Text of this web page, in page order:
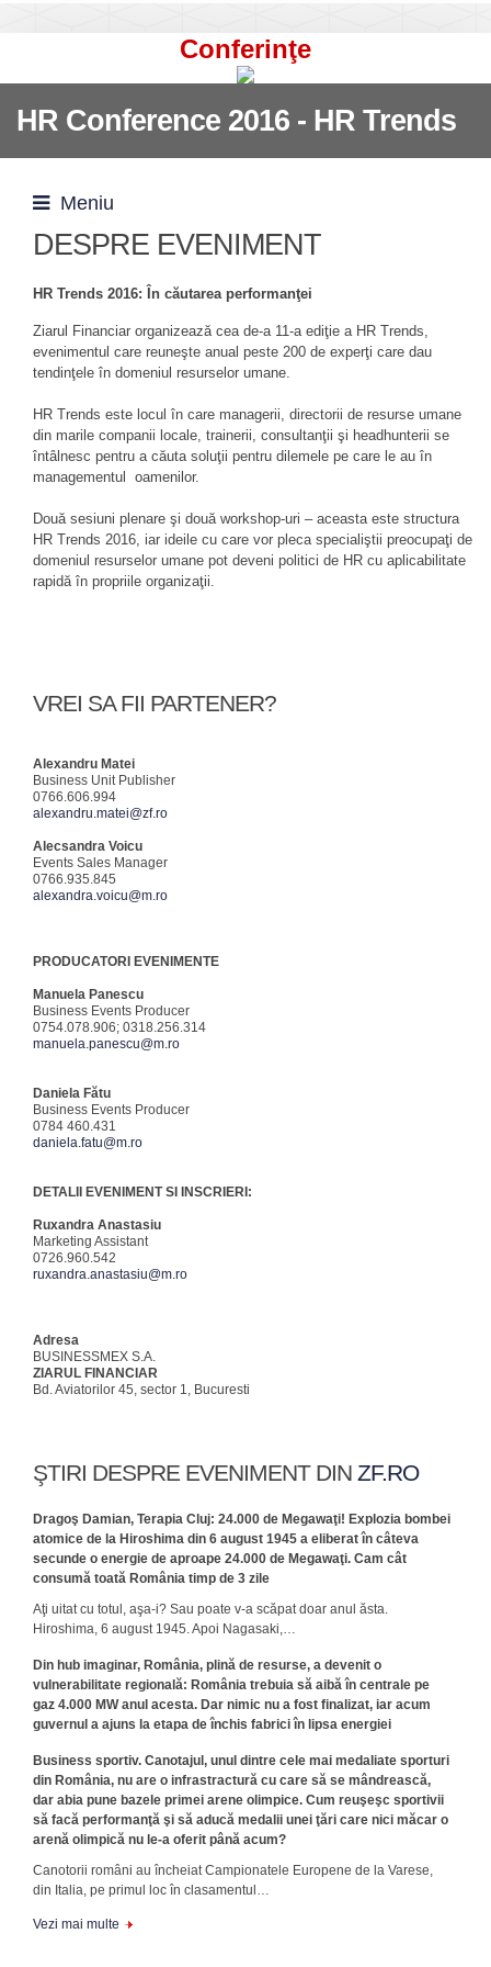
Conferinţe
HR Conference 2016 - HR Trends
Meniu
DESPRE EVENIMENT
HR Trends 2016: În căutarea performanţei
Ziarul Financiar organizează cea de-a 11-a ediţie a HR Trends,
evenimentul care reuneşte anual peste 200 de experţi care dau
tendinţele în domeniul resurselor umane.
HR Trends este locul în care managerii, directorii de resurse umane
din marile companii locale, trainerii, consultanţii şi headhunterii se
întâlnesc pentru a căuta soluţii pentru dilemele pe care le au în
managementul oamenilor.
Două sesiuni plenare şi două workshop-uri – aceasta este structura
HR Trends 2016, iar ideile cu care vor pleca specialiştii preocupaţi de
domeniul resurselor umane pot deveni politici de HR cu aplicabilitate
rapidă în propriile organizaţii.
VREI SA FII PARTENER?
Alexandru Matei
Business Unit Publisher
0766.606.994
alexandru.matei@zf.ro
Alecsandra Voicu
Events Sales Manager
0766.935.845
alexandra.voicu@m.ro
PRODUCATORI EVENIMENTE
Manuela Panescu
Business Events Producer
0754.078.906; 0318.256.314
manuela.panescu@m.ro
Daniela Fătu
Business Events Producer
0784 460.431
daniela.fatu@m.ro
DETALII EVENIMENT SI INSCRIERI:
Ruxandra Anastasiu
Marketing Assistant
0726.960.542
ruxandra.anastasiu@m.ro
Adresa
BUSINESSMEX S.A.
ZIARUL FINANCIAR
Bd. Aviatorilor 45, sector 1, Bucuresti
ŞTIRI DESPRE EVENIMENT DIN ZF.RO
Dragoş Damian, Terapia Cluj: 24.000 de Megawaţi! Explozia bombei
atomice de la Hiroshima din 6 august 1945 a eliberat în câteva
secunde o energie de aproape 24.000 de Megawaţi. Cam cât
consumă toată România timp de 3 zile
Aţi uitat cu totul, aşa-i? Sau poate v-a scăpat doar anul ăsta.
Hiroshima, 6 august 1945. Apoi Nagasaki,…
Din hub imaginar, România, plină de resurse, a devenit o
vulnerabilitate regională: România trebuia să aibă în centrale pe
gaz 4.000 MW anul acesta. Dar nimic nu a fost finalizat, iar acum
guvernul a ajuns la etapa de închis fabrici în lipsa energiei
Business sportiv. Canotajul, unul dintre cele mai medaliate sporturi
din România, nu are o infrastractură cu care să se mândrească,
dar abia pune bazele primei arene olimpice. Cum reuşeşc sportivii
să facă performanţă şi să aducă medalii unei ţări care nici măcar o
arenă olimpică nu le-a oferit până acum?
Canotorii români au încheiat Campionatele Europene de la Varese,
din Italia, pe primul loc în clasamentul…
Vezi mai multe